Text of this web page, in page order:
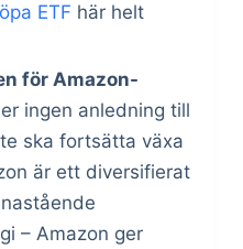
ETF här helt
för Amazon-
ingen anledning till
ska fortsätta växa
är ett diversifierat
– Amazon ger